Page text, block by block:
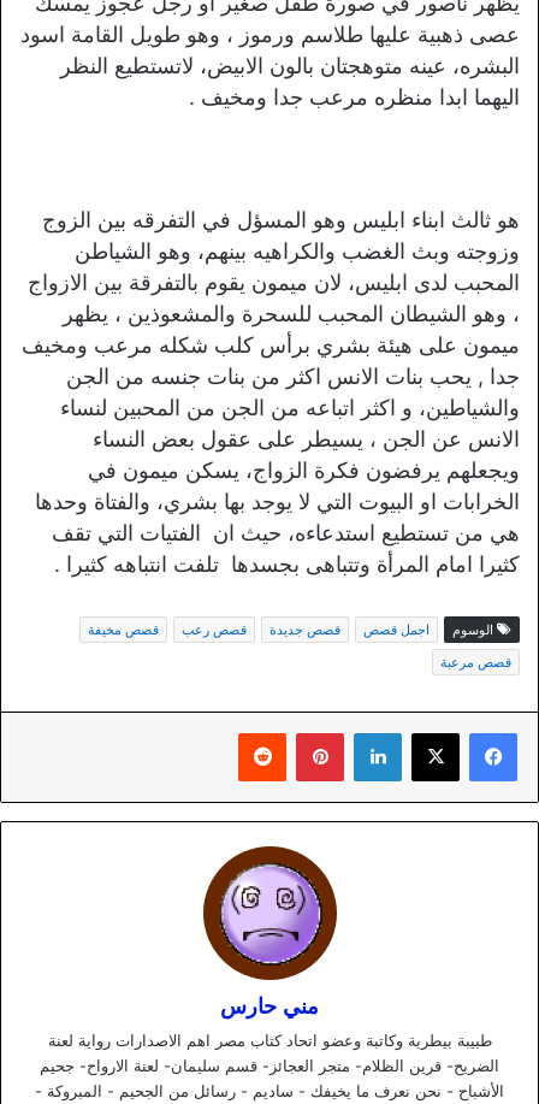
عصى ذهبية عليها طلاسم ورموز ، وهو طويل القامة اسود
البشره، عينه متوهجتان بالون الابيض، لاتستطيع النظر
اليهما ابدا منظره مرعب جدا ومخيف .
هو ثالث ابناء ابليس وهو المسؤل في التفرقه بين الزوج
وزوجته وبث الغضب والكراهيه بينهم، وهو الشياطن
المحبب لدى ابليس، لان ميمون يقوم بالتفرقة بين الازواج
، وهو الشيطان المحبب للسحرة والمشعوذين ، يظهر
ميمون على هيئة بشري برأس كلب شكله مرعب ومخيف
جدا , يحب بنات الانس اكثر من بنات جنسه من الجن
والشياطين، و اكثر اتباعه من الجن من المحبين لنساء
الانس عن الجن ، يسيطر على عقول بعض النساء
ويجعلهم يرفضون فكرة الزواج، يسكن ميمون في
الخرابات او البيوت التي لا يوجد بها بشري، والفتاة وحدها
هي من تستطيع استدعاءه، حيث ان الفتيات التي تقف
كثيرا امام المرأة وتتباهى بجسدها تلفت انتباهه كثيرا .
الوسوم اجمل قصص قصص جديدة قصص رعب
قصص مخيفة
قصص مرعبة
لينكدإن بينتيريست
مني حارس
طبيبة بيطرية وكاتبة وعضو اتحاد كتاب مصر اهم الاصدارات رواية لعنة
الضريح- قرين الظلام- متجر العجائز- قسم سليمان- لعنة الارواح- جحيم
الأشباح - نحن نعرف ما يخيفك - ساديم - رسائل من الجحيم - المبروكة -